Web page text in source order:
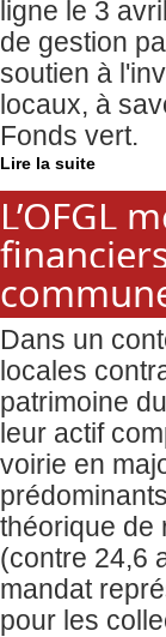
ligne le 3
de gestion
soutien à
locaux, à
Fonds vert.
Lire la suite
L’OFGL
Dans un
locales
patrimoine
leur actif
voirie en
théorique de
(contre 24,6
mandat
pour les